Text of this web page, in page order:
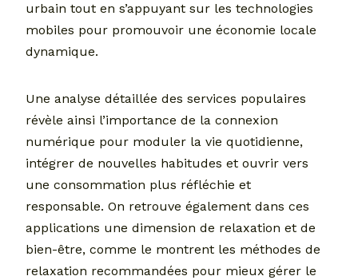
urbain tout en s’appuyant sur les technologies
mobiles pour promouvoir une économie locale
dynamique.
Une analyse détaillée des services populaires
révèle ainsi l’importance de la connexion
numérique pour moduler la vie quotidienne,
intégrer de nouvelles habitudes et ouvrir vers
une consommation plus réfléchie et
responsable. On retrouve également dans ces
applications une dimension de relaxation et de
bien-être, comme le montrent les méthodes de
relaxation recommandées pour mieux gérer le